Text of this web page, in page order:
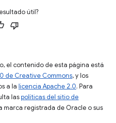
útil?
el contenido de esta página está
de Creative Commons, y los
a la licencia Apache 2.0. Para
laspolíticas del sitio de
marca registrada de Oracle o sus